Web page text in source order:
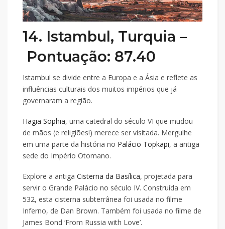
14. Istambul, Turquia –
Pontuação: 87.40
Istambul se divide entre a Europa e a Ásia e reflete as
influências culturais dos muitos impérios que já
governaram a região.
Hagia Sophia, uma catedral do século VI que mudou
de mãos (e religiões!) merece ser visitada. Mergulhe
em uma parte da história no Palácio Topkapi, a antiga
sede do Império Otomano.
Explore a antiga Cisterna da Basílica, projetada para
servir o Grande Palácio no século IV. Construída em
532, esta cisterna subterrânea foi usada no filme
Inferno, de Dan Brown. Também foi usada no filme de
James Bond ‘From Russia with Love’.